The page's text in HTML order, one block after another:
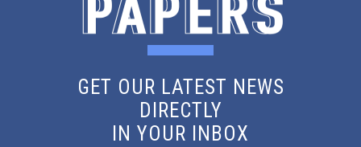
GET OUR LATEST NEWS
DIRECTLY
IN YOUR INBOX